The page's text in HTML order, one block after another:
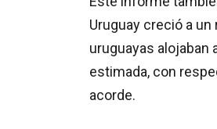
Uruguay creció a
uruguayas alojaban
estimada, con
acorde.